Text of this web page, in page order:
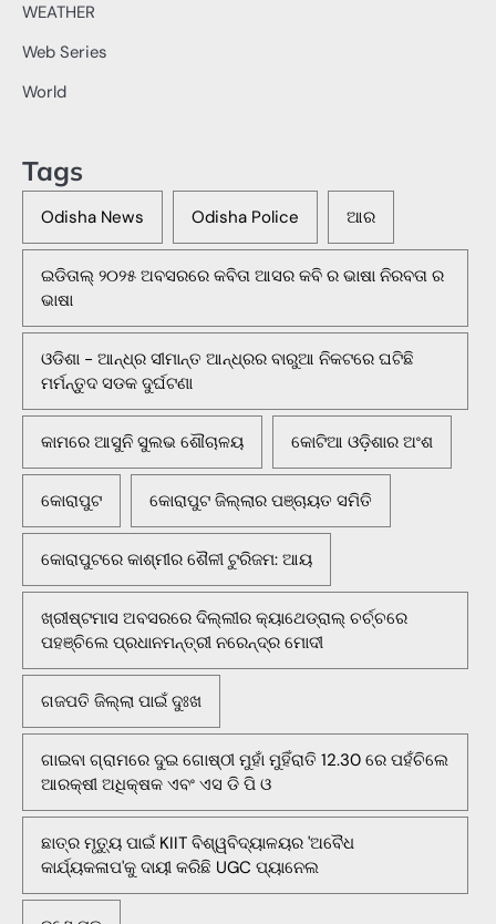
WEATHER
Web Series
World
Tags
Odisha News Odisha Police ଆର
ଇଡିତାଲ୍ ୨୦୨୫ ଅବସରରେ କବିତା ଆସର କବି ର ଭାଷା ନିରବତା ର
ଭାଷା
ଓଡିଶା - ଆନ୍ଧ୍ର ସୀମାନ୍ତ ଆନ୍ଧ୍ରର ବାରୁଆ ନିକଟରେ ଘଟିଛି
ମର୍ମନ୍ତୁଦ ସଡକ ଦୁର୍ଘଟଣା
କାମରେ ଆସୁନି ସୁଲଭ ଶୌଚାଳୟ କୋଟିଆ ଓଡ଼ିଶାର ଅଂଶ
କୋରାପୁଟ କୋରାପୁଟ ଜିଲ୍ଲାର ପଞ୍ଚାୟତ ସମିତି
କୋରାପୁଟରେ କାଶ୍ମୀର ଶୈଳୀ ଟୁରିଜମ: ଆୟ
ଖ୍ରୀଷ୍ଟମାସ ଅବସରରେ ଦିଲ୍ଲୀର କ୍ୟାଥେଡ୍ରାଲ୍ ଚର୍ଚ୍ଚରେ
ପହଞ୍ଚିଲେ ପ୍ରଧାନମନ୍ତ୍ରୀ ନରେନ୍ଦ୍ର ମୋଦୀ
ଗଜପତି ଜିଲ୍ଲା ପାଇଁ ଦୁଃଖ
ଗାଇବା ଗ୍ରାମରେ ଦୁଇ ଗୋଷ୍ଠୀ ମୁହାଁ ମୁହିଁରାତି 12.30 ରେ ପହଁଚିଲେ
ଆରକ୍ଷୀ ଅଧିକ୍ଷକ ଏବଂ ଏସ ଡି ପି ଓ
ଛାତ୍ର ମୃତ୍ୟୁ ପାଇଁ KIIT ବିଶ୍ୱବିଦ୍ୟାଳୟର 'ଅବୈଧ
କାର୍ଯ୍ୟକଳାପ'କୁ ଦାୟୀ କରିଛି UGC ପ୍ୟାନେଲ